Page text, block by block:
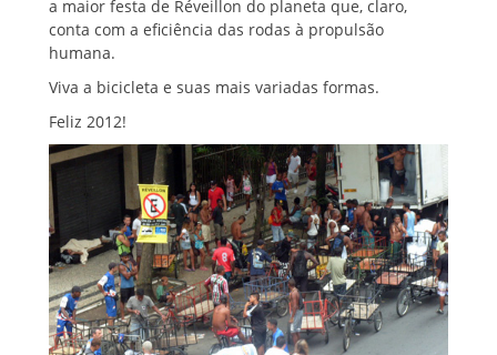
a maior festa de Réveillon do planeta que, claro,
conta com a eficiência das rodas à propulsão
humana.
Viva a bicicleta e suas mais variadas formas.
Feliz 2012!